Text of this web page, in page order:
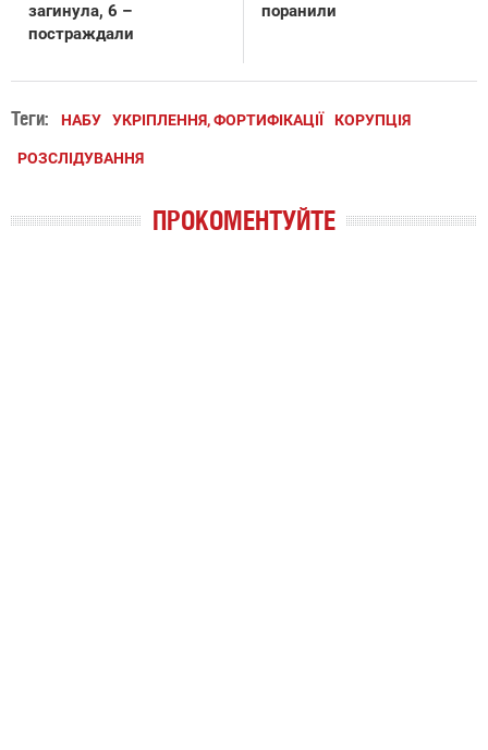
загинула, 6 –
постраждали
поранили
Теги: НАБУ УКРІПЛЕННЯ, ФОРТИФІКАЦІЇ КОРУПЦІЯ
РОЗСЛІДУВАННЯ
ПРОКОМЕНТУЙТЕ